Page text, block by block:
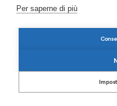
Per saperne di più
DICHIARAZIONE RELATIVA